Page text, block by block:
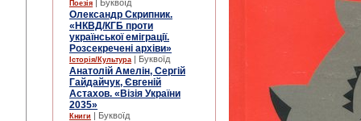
Поезія | Буквоїд
Олександр Скрипник.
«НКВД/КГБ проти
української еміграції.
Розсекречені архіви»
Історія/Культура | Буквоїд
Анатолій Амелін, Сергій
Гайдайчук, Євгеній
Астахов. «Візія України
2035»
Книги | Буквоїд